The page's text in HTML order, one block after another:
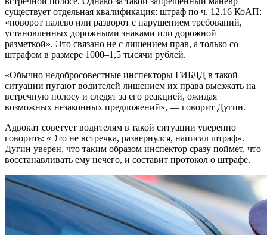
существует отдельная квалификация: штраф по ч. 12.16 КоАП:
«поворот налево или разворот с нарушением требований,
установленных дорожными знаками или дорожной
разметкой». Это связано не с лишением прав, а только со
штрафом в размере 1000–1,5 тысячи рублей.
«Обычно недобросовестные инспекторы ГИБДД в такой
ситуации пугают водителей лишением их права выезжать на
встречную полосу и следят за его реакцией, ожидая
возможных незаконных предложений», — говорит Дугин.
Адвокат советует водителям в такой ситуации уверенно
говорить: «Это не встречка, развернулся, написал штраф».
Дугин уверен, что таким образом инспектор сразу поймет, что
восстанавливать ему нечего, и составит протокол о штрафе.